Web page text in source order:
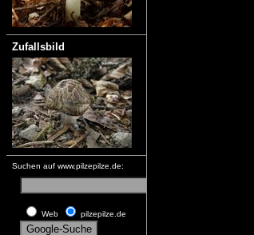
Zufallsbild
Suchen auf www.pilzepilze.de:
Web pilzepilze.de